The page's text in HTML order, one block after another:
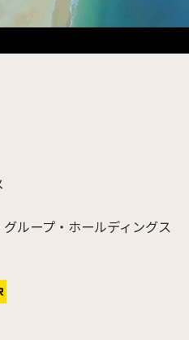
ループ・ホールディングス